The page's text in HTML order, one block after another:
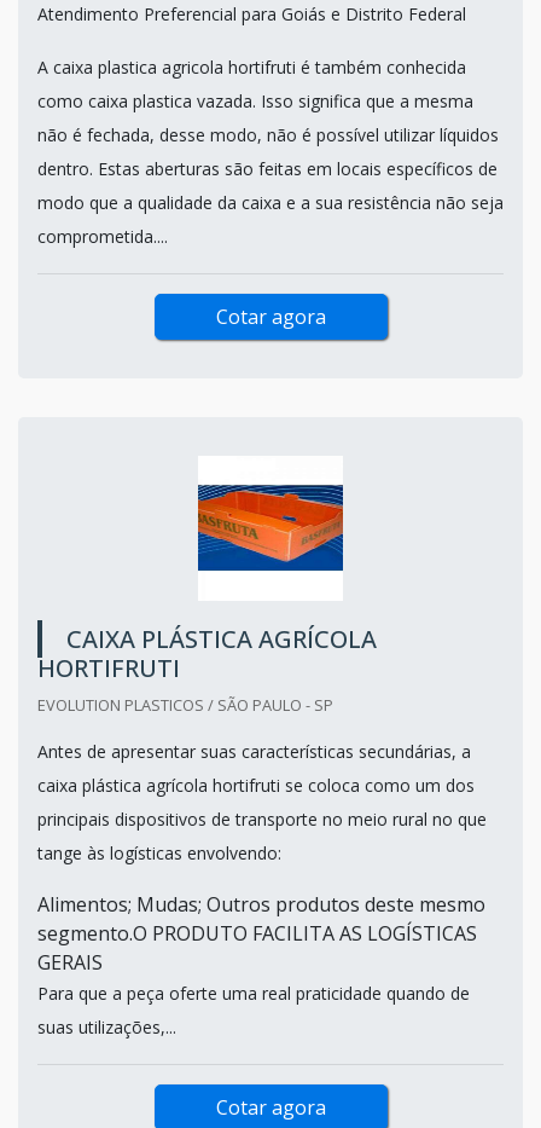
Atendimento Preferencial para Goiás e Distrito Federal
A caixa plastica agricola hortifruti é também conhecida
como caixa plastica vazada. Isso significa que a mesma
não é fechada, desse modo, não é possível utilizar líquidos
dentro. Estas aberturas são feitas em locais específicos de
modo que a qualidade da caixa e a sua resistência não seja
comprometida....
Cotar agora
CAIXA PLÁSTICA AGRÍCOLA
HORTIFRUTI
EVOLUTION PLASTICOS / SÃO PAULO - SP
Antes de apresentar suas características secundárias, a
caixa plástica agrícola hortifruti se coloca como um dos
principais dispositivos de transporte no meio rural no que
tange às logísticas envolvendo:
Alimentos; Mudas; Outros produtos deste mesmo
segmento.O PRODUTO FACILITA AS LOGÍSTICAS
GERAIS
Para que a peça oferte uma real praticidade quando de
suas utilizações,...
Cotar agora